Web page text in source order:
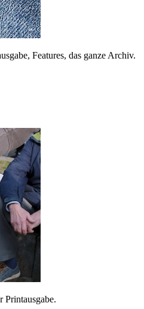
Features, das ganze Archiv.
Printausgabe.